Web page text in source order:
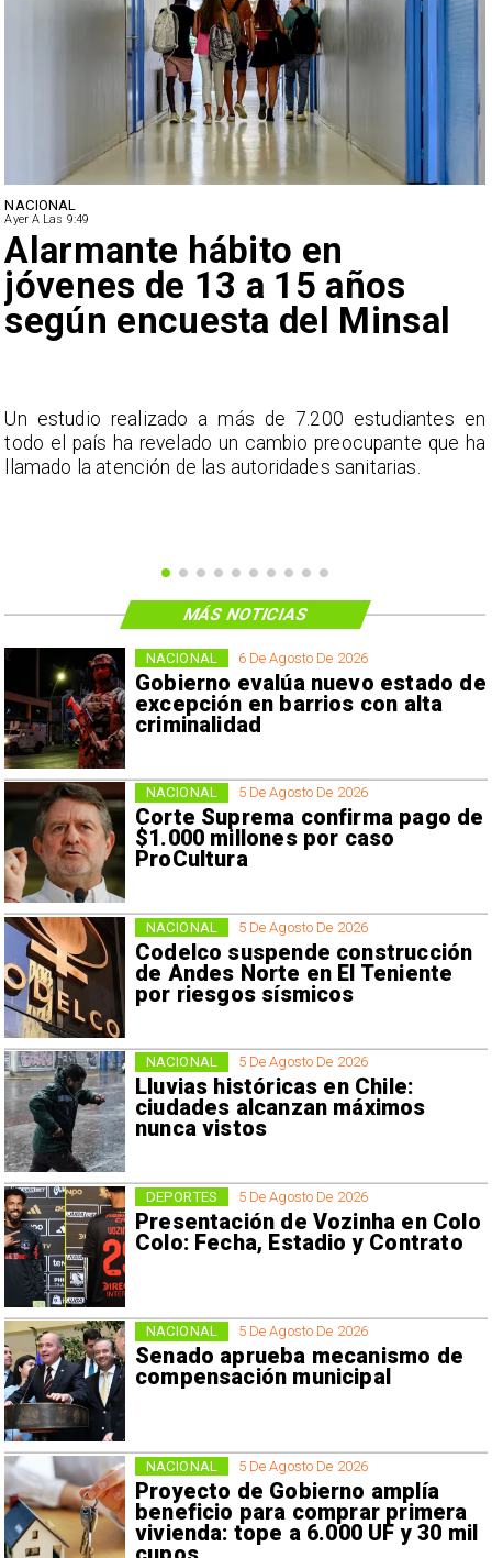
NACIONAL
Ayer A Las 9:49
Alarmante hábito en
jóvenes de 13 a 15 años
según encuesta del Minsal
Un estudio realizado a más de 7.200 estudiantes en
todo el país ha revelado un cambio preocupante que ha
llamado la atención de las autoridades sanitarias.
6 De Agosto De 2026
Gobierno evalúa nuevo estado de
excepción en barrios con alta
criminalidad
NACIONAL
5 De Agosto De 2026
Corte Suprema confirma pago de
$1.000 millones por caso
ProCultura
NACIONAL
5 De Agosto De 2026
Codelco suspende construcción
de Andes Norte en El Teniente
por riesgos sísmicos
NACIONAL
5 De Agosto De 2026
Lluvias históricas en Chile:
ciudades alcanzan máximos
nunca vistos
NACIONAL
5 De Agosto De 2026
Presentación de Vozinha en Colo
Colo: Fecha, Estadio y Contrato
DEPORTES
5 De Agosto De 2026
Senado aprueba mecanismo de
compensación municipal
NACIONAL
5 De Agosto De 2026
Proyecto de Gobierno amplía
beneficio para comprar primera
vivienda: tope a 6.000 UF y 30 mil
NACIONAL
MÁS NOTICIAS